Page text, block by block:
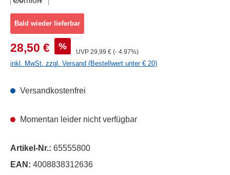
Bald wieder lieferbar
Verkaufspreis:
28,50 € %
UVP Regulärer Preis:
29,99 € (- 4.97%)
inkl. MwSt. zzgl. Versand (Bestellwert unter € 20)
Versandkostenfrei
Momentan leider nicht verfügbar
Artikel-Nr.: 65555800
EAN: 4008838312636